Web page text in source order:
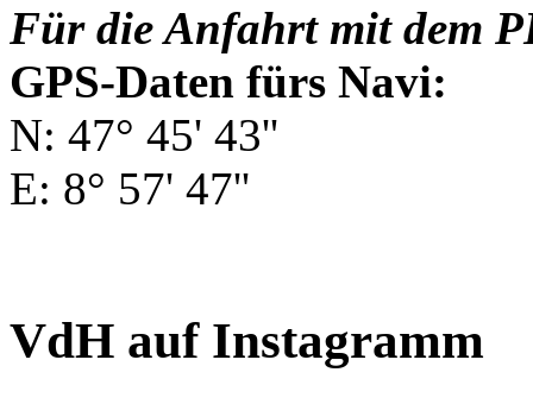
Für die Anfahrt mit dem
GPS-Daten fürs Navi:
N: 47° 45' 43''
E: 8° 57' 47''
VdH auf Instagramm